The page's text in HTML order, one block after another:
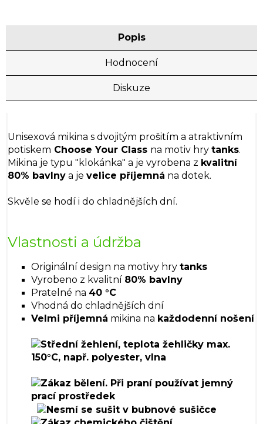
Popis
Hodnocení
Diskuze
Unisexová mikina s dvojitým prošitím a atraktivním
potiskem Choose Your Class na motiv hry tanks.
Mikina je typu "klokánka" a je vyrobena z kvalitní
80% bavlny a je velice příjemná na dotek.
Skvěle se hodí i do chladnějších dní.
Vlastnosti a údržba
Originální design na motivy hry tanks
Vyrobeno z kvalitní 80% bavlny
Pratelné na 40 °C
Vhodná do chladnějších dní
Velmi příjemná mikina na každodenní nošení